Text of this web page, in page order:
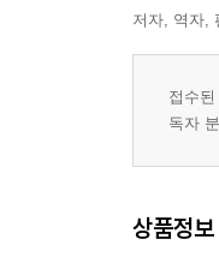
저자, 역자,
접수
독자
상품정